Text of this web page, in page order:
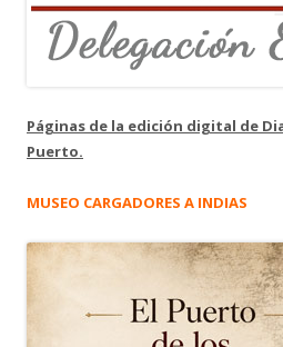
Páginas de la edición digital de
Puerto.
MUSEO CARGADORES A INDIAS